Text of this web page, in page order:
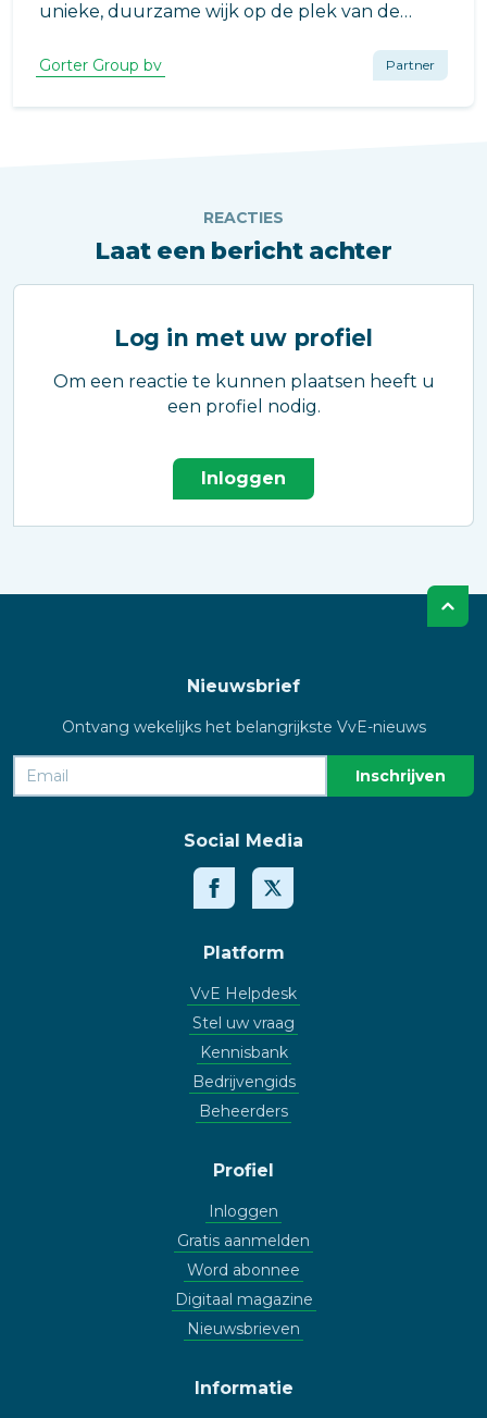
unieke, duurzame wijk op de plek van de
project waarin wonen, natuur, gezondheid en
Gorter Group bv Partner
REACTIES
Laat een bericht achter
Log in met uw profiel
Om een reactie te kunnen plaatsen heeft u
een profiel nodig.
Inloggen
Nieuwsbrief
Ontvang wekelijks het belangrijkste VvE-nieuws
Social Media
Platform
VvE Helpdesk
Stel uw vraag
Kennisbank
Bedrijvengids
Beheerders
Profiel
Inloggen
Gratis aanmelden
Word abonnee
Digitaal magazine
Nieuwsbrieven
Informatie